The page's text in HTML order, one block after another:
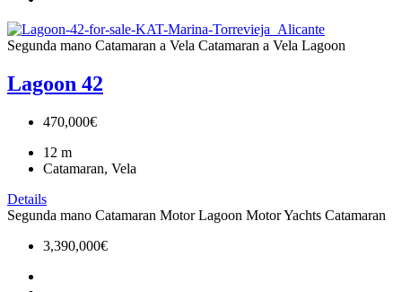
Segunda mano Catamaran a Vela Catamaran a Vela Lagoon
Lagoon 42
470,000€
12 m
Catamaran, Vela
Details
Segunda mano Catamaran MotorLagoon Motor Yachts Catamaran
3,390,000€